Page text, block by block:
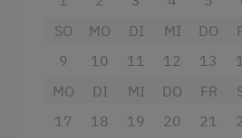
Wanderreiten
Wassersport
Winterritte
Wintersport
Kaffeemaschine
Toilette
Radio
Garten
Haarföhn
Kaffeemaschine
Reinigungsausstattung
SO
9
MO
10
DI
11
MI
12
DO
13
MO
17
DI
18
MI
19
DO
20
FR
21